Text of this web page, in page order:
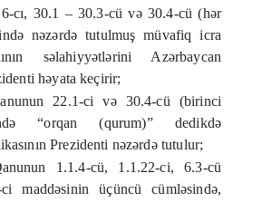
cı, 30.1 – 30.3-cü və 30.4-cü (hər
nəzərdə tutulmuş müvafiq icra
səlahiyyətlərini Azərbaycan
həyata keçirir;
22.1-ci və 30.4-cü (birinci
“orqan (qurum)” dedikdə
Prezidenti nəzərdə tutulur;
1.1.4-cü, 1.1.22-ci, 6.3-cü
maddəsinin üçüncü cümləsində,